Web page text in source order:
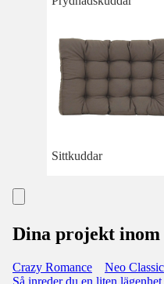
Sittkuddar
Dina projekt
Crazy Romance
Neo Classic